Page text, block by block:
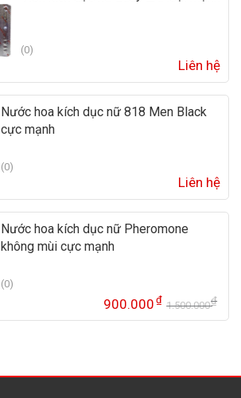
(0)
Liên hệ
Nước hoa kích dục nữ 818 Men Black
cực mạnh
(0)
Liên hệ
Nước hoa kích dục nữ Pheromone
không mùi cực mạnh
(0)
1.500.000₫
900.000₫